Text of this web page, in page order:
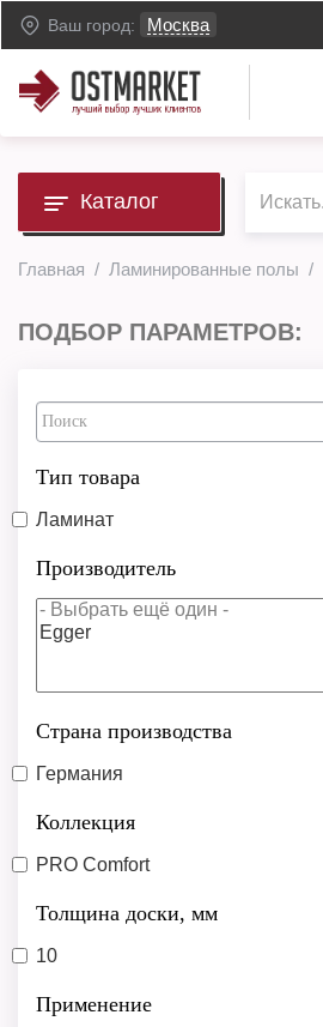
Ваш город: Москва
Каталог
Главная Ламинированные полы
ПОДБОР ПАРАМЕТРОВ:
Тип товара
Ламинат
Производитель
Страна производства
Германия
Коллекция
PRO Comfort
Толщина доски, мм
10
Применение